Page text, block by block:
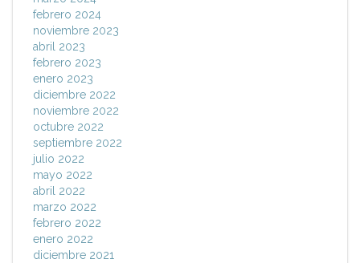
febrero 2024
noviembre 2023
abril 2023
febrero 2023
enero 2023
diciembre 2022
noviembre 2022
octubre 2022
septiembre 2022
julio 2022
mayo 2022
abril 2022
marzo 2022
febrero 2022
enero 2022
diciembre 2021